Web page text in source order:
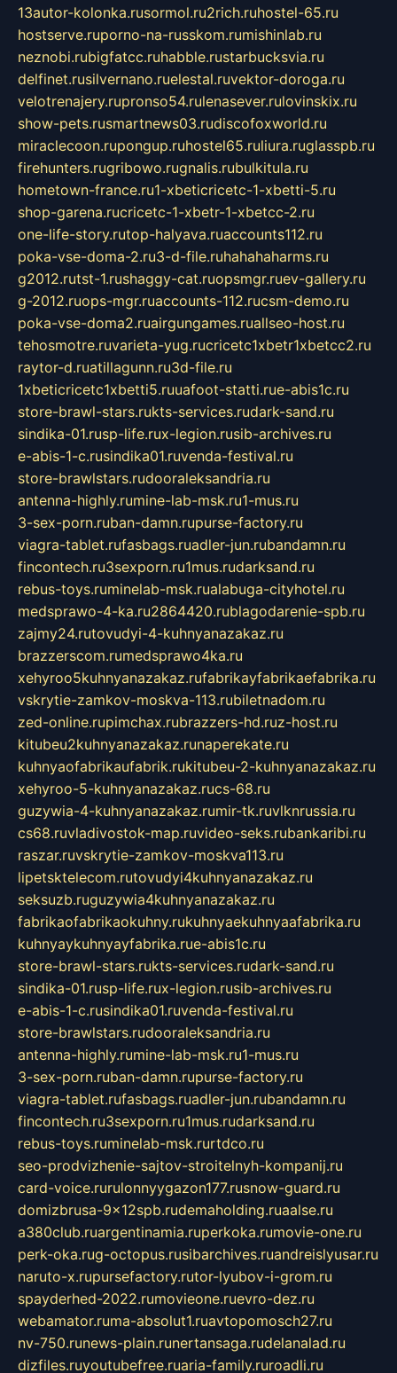
13autor-kolonka.rusormol.ru2rich.ruhostel-65.ru
hostserve.ruporno-na-russkom.rumishinlab.ru
neznobi.rubigfatcc.ruhabble.rustarbucksvia.ru
delfinet.rusilvernano.ruelestal.ruvektor-doroga.ru
velotrenajery.rupronso54.rulenasever.rulovinskix.ru
show-pets.rusmartnews03.rudiscofoxworld.ru
miraclecoon.rupongup.ruhostel65.ruliura.ruglasspb.ru
firehunters.rugribowo.rugnalis.rubulkitula.ru
hometown-france.ru1-xbeticricetc-1-xbetti-5.ru
shop-garena.rucricetc-1-xbetr-1-xbetcc-2.ru
one-life-story.rutop-halyava.ruaccounts112.ru
poka-vse-doma-2.ru3-d-file.ruhahahaharms.ru
g2012.rutst-1.rushaggy-cat.ruopsmgr.ruev-gallery.ru
g-2012.ruops-mgr.ruaccounts-112.rucsm-demo.ru
poka-vse-doma2.ruairgungames.ruallseo-host.ru
tehosmotre.ruvarieta-yug.rucricetc1xbetr1xbetcc2.ru
raytor-d.ruatillagunn.ru3d-file.ru
1xbeticricetc1xbetti5.ruuafoot-statti.rue-abis1c.ru
store-brawl-stars.rukts-services.rudark-sand.ru
sindika-01.rusp-life.rux-legion.rusib-archives.ru
e-abis-1-c.rusindika01.ruvenda-festival.ru
store-brawlstars.rudooraleksandria.ru
antenna-highly.rumine-lab-msk.ru1-mus.ru
3-sex-porn.ruban-damn.rupurse-factory.ru
viagra-tablet.rufasbags.ruadler-jun.rubandamn.ru
fincontech.ru3sexporn.ru1mus.rudarksand.ru
rebus-toys.ruminelab-msk.rualabuga-cityhotel.ru
medsprawo-4-ka.ru2864420.rublagodarenie-spb.ru
zajmy24.rutovudyi-4-kuhnyanazakaz.ru
brazzerscom.rumedsprawo4ka.ru
xehyroo5kuhnyanazakaz.rufabrikayfabrikaefabrika.ru
vskrytie-zamkov-moskva-113.rubiletnadom.ru
zed-online.rupimchax.rubrazzers-hd.ruz-host.ru
kitubeu2kuhnyanazakaz.runaperekate.ru
kuhnyaofabrikaufabrik.rukitubeu-2-kuhnyanazakaz.ru
xehyroo-5-kuhnyanazakaz.rucs-68.ru
guzywia-4-kuhnyanazakaz.rumir-tk.ruvlknrussia.ru
cs68.ruvladivostok-map.ruvideo-seks.rubankaribi.ru
raszar.ruvskrytie-zamkov-moskva113.ru
lipetsktelecom.rutovudyi4kuhnyanazakaz.ru
seksuzb.ruguzywia4kuhnyanazakaz.ru
fabrikaofabrikaokuhny.rukuhnyaekuhnyaafabrika.ru
kuhnyaykuhnyayfabrika.rue-abis1c.ru
store-brawl-stars.rukts-services.rudark-sand.ru
sindika-01.rusp-life.rux-legion.rusib-archives.ru
e-abis-1-c.rusindika01.ruvenda-festival.ru
store-brawlstars.rudooraleksandria.ru
antenna-highly.rumine-lab-msk.ru1-mus.ru
3-sex-porn.ruban-damn.rupurse-factory.ru
viagra-tablet.rufasbags.ruadler-jun.rubandamn.ru
fincontech.ru3sexporn.ru1mus.rudarksand.ru
rebus-toys.ruminelab-msk.rurtdco.ru
seo-prodvizhenie-sajtov-stroitelnyh-kompanij.ru
card-voice.rurulonnyygazon177.rusnow-guard.ru
domizbrusa-9x12spb.rudemaholding.ruaalse.ru
a380club.ruargentinamia.ruperkoka.rumovie-one.ru
perk-oka.rug-octopus.rusibarchives.ruandreislyusar.ru
naruto-x.rupursefactory.rutor-lyubov-i-grom.ru
spayderhed-2022.rumovieone.ruevro-dez.ru
webamator.ruma-absolut1.ruavtopomosch27.ru
nv-750.runews-plain.runertansaga.rudelanalad.ru
dizfiles.ruyoutubefree.ruaria-family.ruroadli.ru